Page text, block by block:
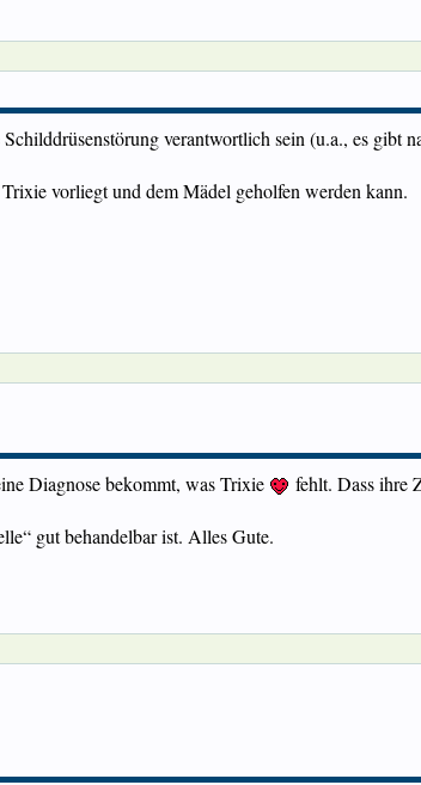
verantwortlich sein (u.a., es gibt
vorliegt und dem Mädel geholfen werden kann.
Diagnose bekommt, was Trixie fehlt. Dass ihre
gut behandelbar ist. Alles Gute.